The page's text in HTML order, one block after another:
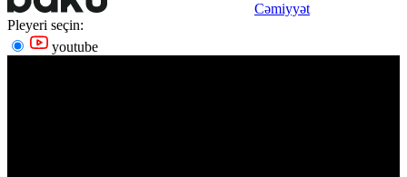
Cəmiyyət
Pleyeri seçin:
youtube